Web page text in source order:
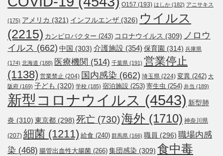
O157 (193) はしか (182) アニサキス
(175) アメリカ (321) インフルエンザ (326) ウイルス
(2215) カンピロバクター (243) コロナウイルス (309) ノロウ
イルス (662) 中国 (303) 介護施設 (354) 保育園 (314) 兵庫県
(174) 北海道 (188) 医療機関 (514) 千葉県 (191) 営業停止
(1138) 営業禁止 (204) 国内感染 (662) 埼玉県 (224) 変異 (242) 大
阪府 (169) 子ども (320) 学校 (185) 宿泊施設 (253) 寄生虫 (254) 弁当 (189)
新型コロナウイルス (4543) 新型肺
炎 (310) 東京都 (298) 死亡 (730)海外 (1710) 神奈川県
(207) 細菌 (1211) 給食 (240) 群馬県 (166) 職員 (296) 職場内感
染 (468) 腸管出血性大腸菌 (266) 集団感染 (309) 食中毒